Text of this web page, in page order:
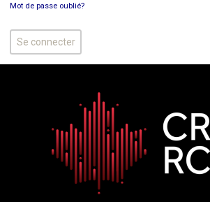
Mot de passe oublié?